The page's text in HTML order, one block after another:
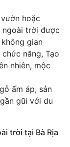
hoặc
ngoài trời được
gian
năng, Tạo
nhiên, mộc
ấm áp, sản
gũi với du
trời tại Bà Rịa